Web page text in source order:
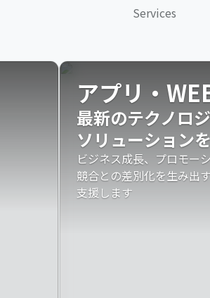
Services
アプリ・
最新のテクノロ
ソリューション
ビジネス成長、プロモー
競合との差別化を生み出
支援します